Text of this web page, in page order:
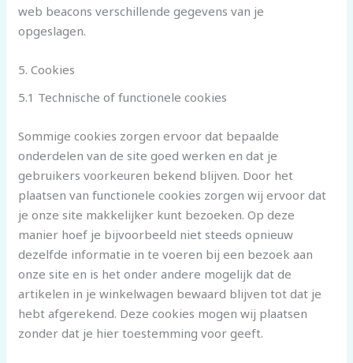
web beacons verschillende gegevens van je
opgeslagen.
5. Cookies
5.1 Technische of functionele cookies
Sommige cookies zorgen ervoor dat bepaalde
onderdelen van de site goed werken en dat je
gebruikers voorkeuren bekend blijven. Door het
plaatsen van functionele cookies zorgen wij ervoor dat
je onze site makkelijker kunt bezoeken. Op deze
manier hoef je bijvoorbeeld niet steeds opnieuw
dezelfde informatie in te voeren bij een bezoek aan
onze site en is het onder andere mogelijk dat de
artikelen in je winkelwagen bewaard blijven tot dat je
hebt afgerekend. Deze cookies mogen wij plaatsen
zonder dat je hier toestemming voor geeft.